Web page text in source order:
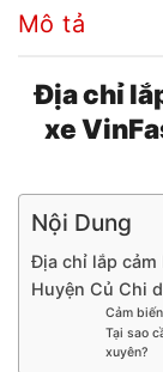
Mô tả
Địa chỉ
xe
Nội Dung
Địa chỉ lắp cảm
Huyện Củ Chi
Cảm
Tại sao
xuyên?